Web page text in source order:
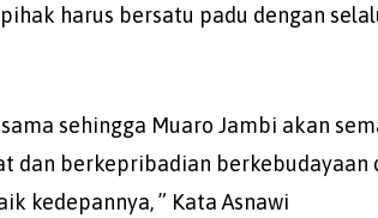
harus bersatu padu dengan
sehingga Muaro Jambi akan
dan berkepribadian berkebudayaan
kedepannya, ” Kata Asnawi